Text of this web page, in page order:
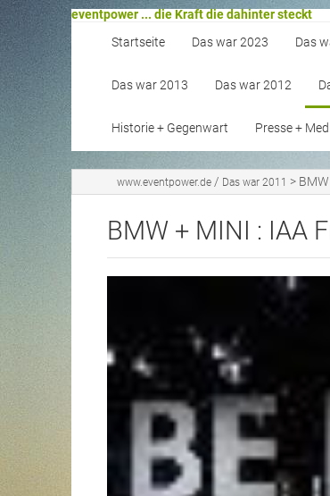
eventpower ... die Kraft die dahinter steckt
Startseite
Das war 2023 Das
Das war 2013 Das war 2012
Historie + Gegenwart Presse +
www.eventpower.de / Das war 2011 >
BMW + MINI : IAA